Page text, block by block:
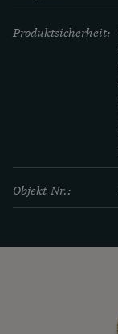
Produktsicherheit:
Objekt-Nr.: